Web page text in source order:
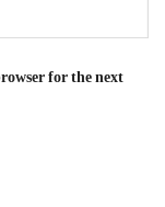
for the next